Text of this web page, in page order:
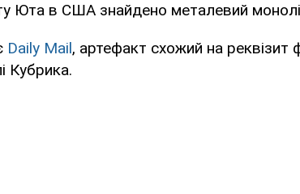
Юта в США знайдено металевий
Daily Mail, артефакт схожий на реквізит
Кубрика.